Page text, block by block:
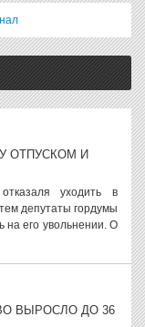
ОТПУСКОМ И
уходить в
депутаты гордумы
на его увольнении. О
ВЫРОСЛО ДО 36